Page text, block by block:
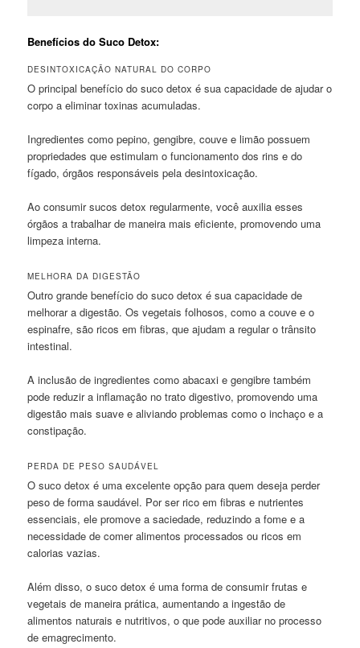
Benefícios do Suco Detox:
DESINTOXICAÇÃO NATURAL DO CORPO
O principal benefício do suco detox é sua capacidade de ajudar o
corpo a eliminar toxinas acumuladas.
Ingredientes como pepino, gengibre, couve e limão possuem
propriedades que estimulam o funcionamento dos rins e do
fígado, órgãos responsáveis pela desintoxicação.
Ao consumir sucos detox regularmente, você auxilia esses
órgãos a trabalhar de maneira mais eficiente, promovendo uma
limpeza interna.
MELHORA DA DIGESTÃO
Outro grande benefício do suco detox é sua capacidade de
melhorar a digestão. Os vegetais folhosos, como a couve e o
espinafre, são ricos em fibras, que ajudam a regular o trânsito
intestinal.
A inclusão de ingredientes como abacaxi e gengibre também
pode reduzir a inflamação no trato digestivo, promovendo uma
digestão mais suave e aliviando problemas como o inchaço e a
constipação.
PERDA DE PESO SAUDÁVEL
O suco detox é uma excelente opção para quem deseja perder
peso de forma saudável. Por ser rico em fibras e nutrientes
essenciais, ele promove a saciedade, reduzindo a fome e a
necessidade de comer alimentos processados ou ricos em
calorias vazias.
Além disso, o suco detox é uma forma de consumir frutas e
vegetais de maneira prática, aumentando a ingestão de
alimentos naturais e nutritivos, o que pode auxiliar no processo
de emagrecimento.